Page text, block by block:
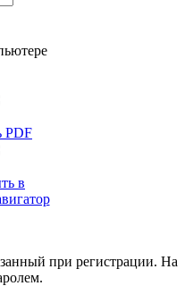
PDF
в
при регистрации. На